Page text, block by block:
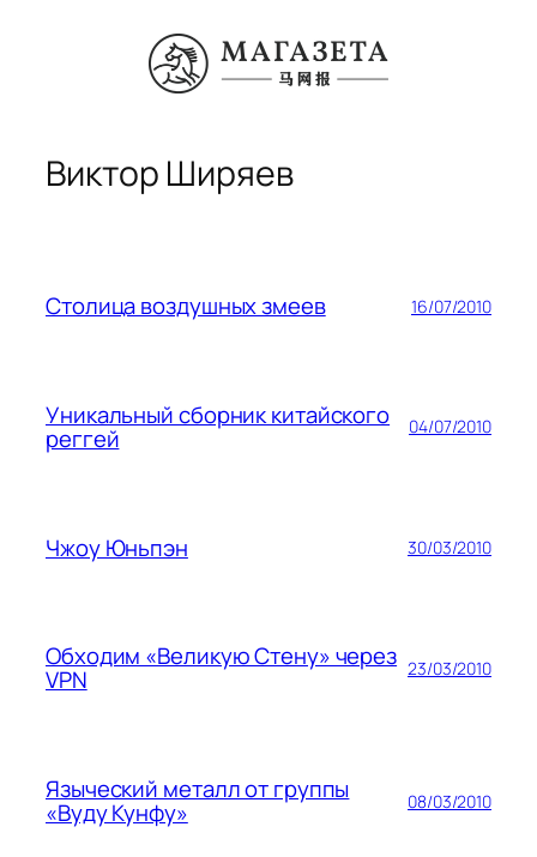
содержимому
Виктор Ширяев
Столица воздушных змеев 16/07/2010
Уникальный сборник китайского
реггей 04/07/2010
Чжоу Юньпэн 30/03/2010
Обходим «Великую Стену» через
VPN 23/03/2010
Языческий металл от группы
«Вуду Кунфу» 08/03/2010